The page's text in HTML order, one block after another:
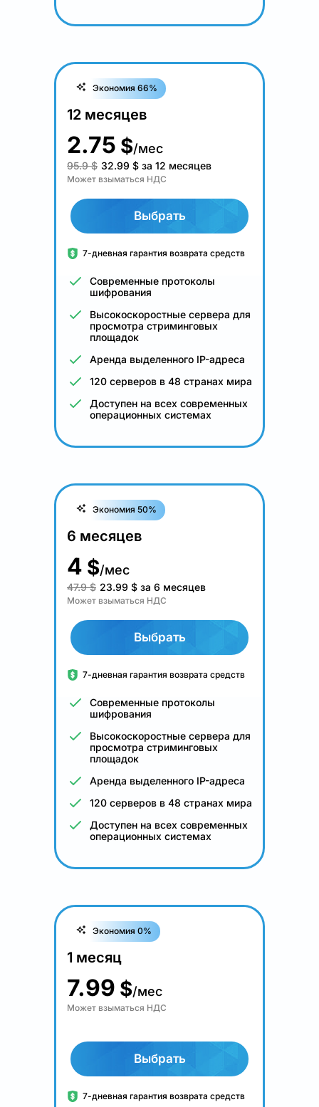
Экономия 66%
12 месяцев
2.75 $/мес
95.9 $ 32.99 $ за 12 месяцев
Может взыматься НДС
Выбрать
7-дневная гарантия возврата средств
Современные протоколы
шифрования
Высокоскоростные сервера для
просмотра стриминговых
площадок
Аренда выделенного IP-адреса
120 серверов в 48 странах мира
Доступен на всех современных
операционных системах
Экономия 50%
6 месяцев
4 $/мес
47.9 $ 23.99 $ за 6 месяцев
Может взыматься НДС
Выбрать
7-дневная гарантия возврата средств
Современные протоколы
шифрования
Высокоскоростные сервера для
просмотра стриминговых
площадок
Аренда выделенного IP-адреса
120 серверов в 48 странах мира
Доступен на всех современных
операционных системах
Экономия 0%
1 месяц
7.99 $/мес
Может взыматься НДС
Выбрать
7-дневная гарантия возврата средств